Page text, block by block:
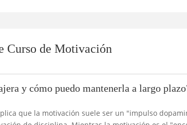
Curso de Motivación
y cómo puedo mantenerla a largo
que la motivación suele ser un "impulso